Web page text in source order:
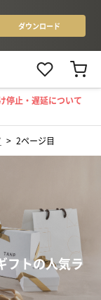
停止・遅延について
> 2ページ目
フトの人気ラ